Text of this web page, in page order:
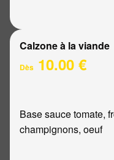
Calzone à la viande
Dès 10.00 €
Base sauce tomate,
champignons, oeuf